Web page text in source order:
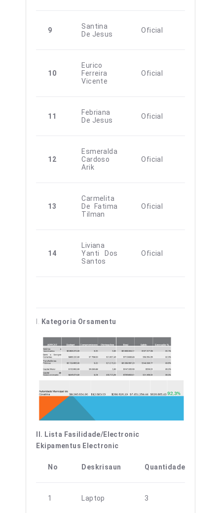
9
Santina
De Jesus
Oficial
10
Eurico
Ferreira
Vicente
Oficial
11
Febriana
De Jesus
Oficial
12
Esmeralda
Cardoso
Arik
Oficial
13
Carmelita
De Fatima
Tilman
Oficial
14
Liviana
Yanti Dos
Santos
Oficial
I. Kategoria Orsamentu
II. Lista Fasilidade/Electronic
Ekipamentus Electronic
No Deskrisaun Quantidade
1 Laptop 3